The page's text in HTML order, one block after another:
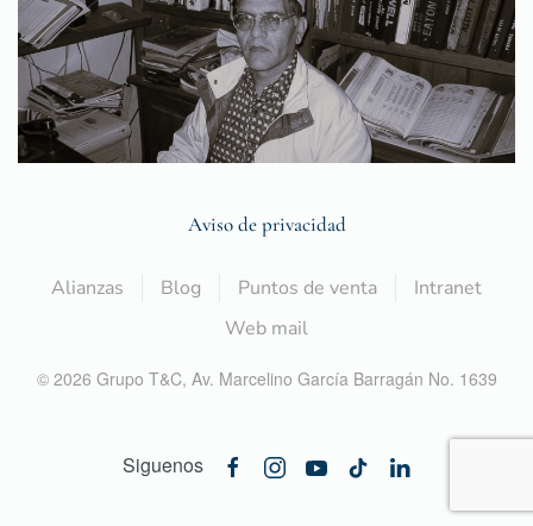
Aviso de privacidad
Alianzas Blog Puntos de venta
Intranet
Web mail
© 2026 Grupo T&C, Av. Marcelino García Barragán No. 1639
Siguenos